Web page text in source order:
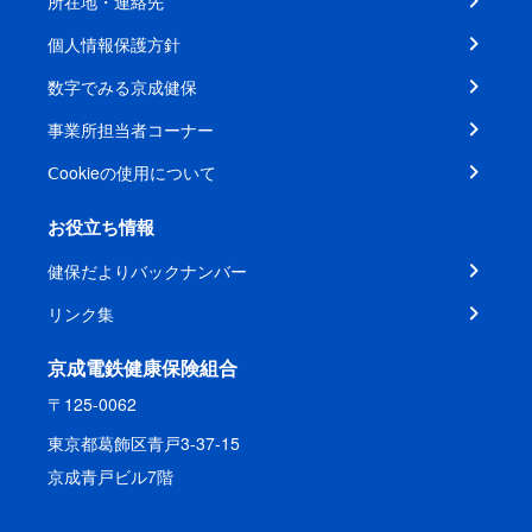
個人情報保護方針
数字でみる京成健保
事業所担当者コーナー
Ⅽookieの使用について
お役立ち情報
健保だよりバックナンバー
リンク集
京成電鉄健康保険組合
〒125-0062
東京都葛飾区青戸3-37-15
京成青戸ビル7階